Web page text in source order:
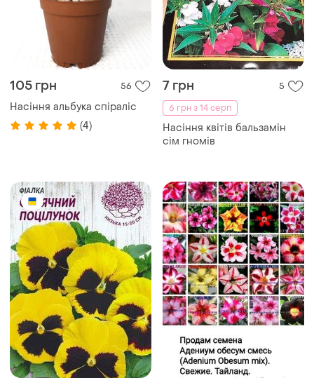
105 грн 56
Насіння альбука спіраліс
(4)
7 грн
5
6 грн з 14 серп
Насіння квітів бальзамін
сім гномів